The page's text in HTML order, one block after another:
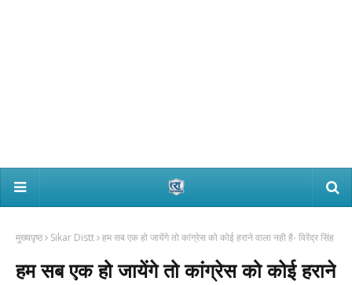
मुख्यपृष्ठ Sikar Distt हम सब एक हो जायेंगे तो कांग्रेस को कोई हराने वाला नही है- विरेंद्र सिंह
हम सब एक हो जायेंगे तो कांग्रेस को कोई हराने